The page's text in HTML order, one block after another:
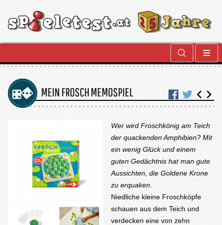
MEIN FROSCH MEMOSPIEL
Wer wird Froschkönig am Teich
der quackenden Amphibien? Mit
ein wenig Glück und einem
guten Gedächtnis hat man gute
Aussichten, die Goldene Krone
zu erquaken.
Niedliche kleine Froschköpfe
schauen aus dem Teich und
verdecken eine von zehn